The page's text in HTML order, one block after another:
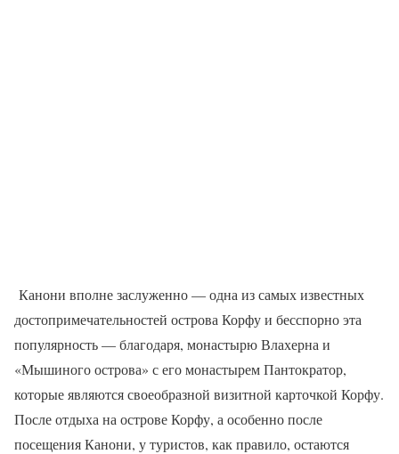
Канони вполне заслуженно — одна из самых известных
достопримечательностей острова Корфу и бесспорно эта
популярность — благодаря, монастырю Влахерна и
«Мышиного острова» с его монастырем Пантократор,
которые являются своеобразной визитной карточкой Корфу.
После отдыха на острове Корфу, а особенно после
посещения Канони, у туристов, как правило, остаются